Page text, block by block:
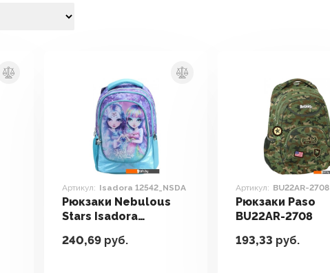
Артикул: Isadora 12542_NSDA
Рюкзаки Nebulous
Stars Isadora
240,69руб.
Артикул: BU22AR-2708
Рюкзаки Paso
BU22AR-2708
193,33 руб.